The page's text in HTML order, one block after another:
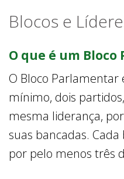
Blocos e
O que é um
O Bloco Parlamentar
mínimo, dois
mesma liderança,
suas bancadas.
por pelo menos três